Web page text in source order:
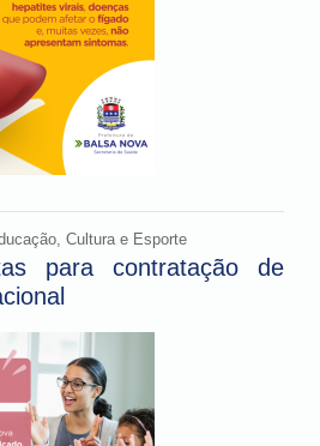
Cultura e Esporte
para contratação de